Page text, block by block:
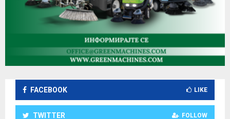
FACEBOOK LIKE
TWITTER FOLLOW